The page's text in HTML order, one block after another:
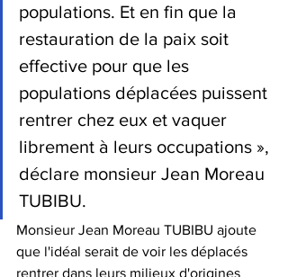
populations. Et en fin que la
restauration de la paix soit
effective pour que les
populations déplacées puissent
rentrer chez eux et vaquer
librement à leurs occupations »,
déclare monsieur Jean Moreau
TUBIBU.
Monsieur Jean Moreau TUBIBU ajoute
que l'idéal serait de voir les déplacés
rentrer dans leurs milieux d'origines